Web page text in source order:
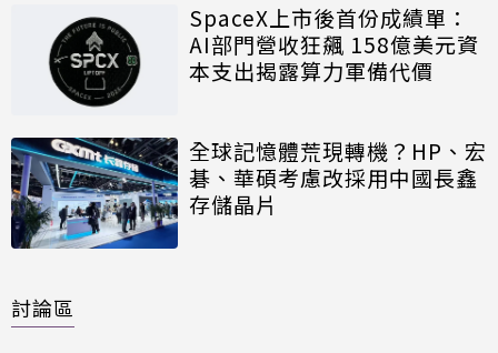
SpaceX上市後首份成績單：
AI部門營收狂飆 158億美元資
本支出揭露算力軍備代價
全球記憶體荒現轉機？HP、宏
碁、華碩考慮改採用中國長鑫
存儲晶片
討論區